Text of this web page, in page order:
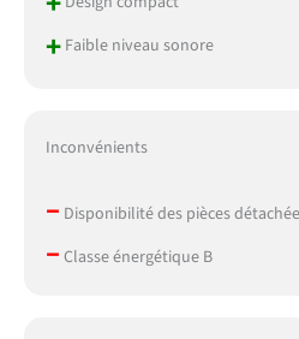
+Faible niveau sonore
Inconvénients
– Disponibilité des pièces
– Classe énergétique B